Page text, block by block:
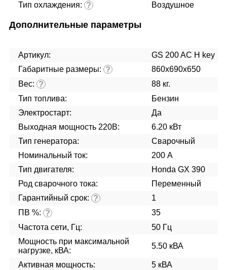
Тип охлаждения: ? Воздушное
Дополнительные параметры
Артикул:
GS 200 AC H key
Габаритные размеры: ?
860х690х650
Вес: ?
88 кг.
Тип топлива:
Бензин
Электростарт:
Да
Выходная мощность 220В:
6.20 кВт
Тип генератора:
Сварочный
Номинальный ток:
200 А
Тип двигателя:
Honda GX 390
Род сварочного тока:
Переменный
Гарантийный срок: ?
1
ПВ %: ?
35
Частота сети, Гц:
50 Гц
Мощность при максимальной
нагрузке, кВА:
5.50 кВА
Активная мощность:
5 кВА